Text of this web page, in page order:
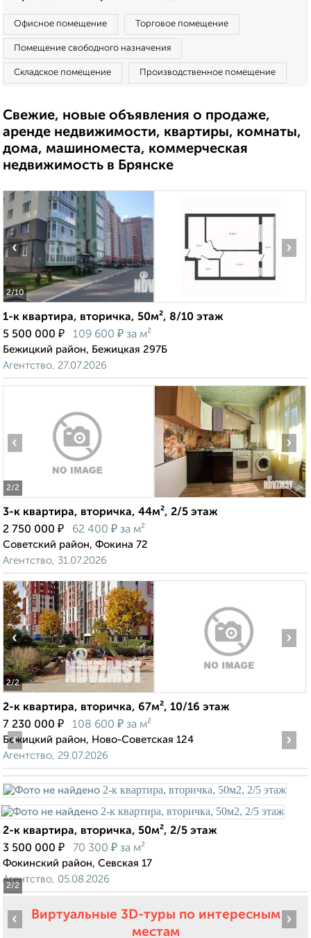
Офисное помещение Торговое помещение
Помещение свободного назначения
Складское помещение Производственное помещение
Свежие, новые объявления о продаже,
аренде недвижимости, квартиры, комнаты,
дома, машиноместа, коммерческая
недвижимость в Брянске
2/10
‹ ›
1-к квартира, вторичка, 50м², 8/10 этаж
5 500 000 ₽ 109 600 ₽ за м²
Бежицкий район, Бежицкая 297Б
Агентство, 27.07.2026
2/2
‹ ›
3-к квартира, вторичка, 44м², 2/5 этаж
2 750 000 ₽ 62 400 ₽ за м²
Советский район, Фокина 72
Агентство, 31.07.2026
2/2
‹ ›
2-к квартира, вторичка, 67м², 10/16 этаж
7 230 000 ₽ 108 600 ₽ за м²
Бежицкий район, Ново-Советская 124
Агентство, 29.07.2026
2/2
‹ ›
2-к квартира, вторичка, 50м², 2/5 этаж
3 500 000 ₽ 70 300 ₽ за м²
Фокинский район, Севская 17
Агентство, 05.08.2026
Виртуальные 3D-туры по интересным
местам
‹ ›